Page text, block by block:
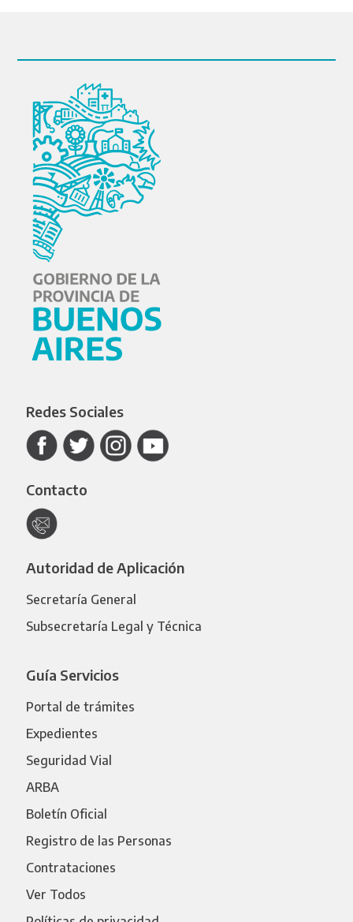
Redes Sociales
Contacto
Autoridad de Aplicación
Secretaría General
Subsecretaría Legal y Técnica
Guía Servicios
Portal de trámites
Expedientes
Seguridad Vial
ARBA
Boletín Oficial
Registro de las Personas
Contrataciones
Ver Todos